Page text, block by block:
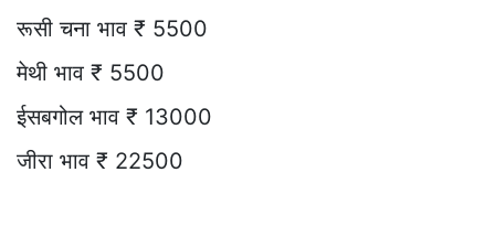
रूसी चना भाव ₹ 5500
मेथी भाव ₹ 5500
ईसबगोल भाव ₹ 13000
जीरा भाव ₹ 22500